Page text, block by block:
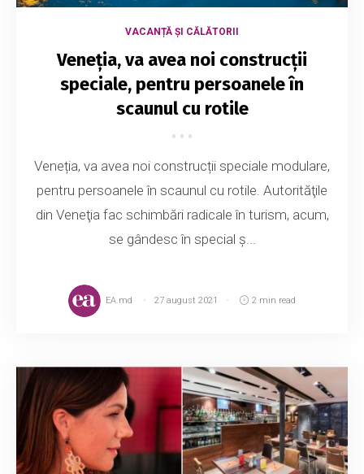
VACANȚĂ ȘI CĂLĂTORII
Veneția, va avea noi construcții
speciale, pentru persoanele în
scaunul cu rotile
Veneția, va avea noi construcții speciale modulare,
pentru persoanele în scaunul cu rotile. Autorităţile
din Veneţia fac schimbări radicale în turism, acum,
se gândesc în special ș...
EA.md 27 august 2021 2 min read